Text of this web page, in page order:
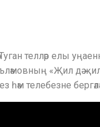
телләр елы
«Җил дә
һәм телебезне